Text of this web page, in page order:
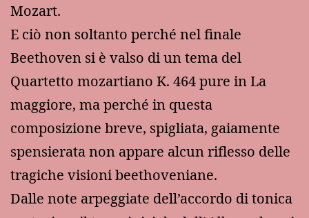
Mozart.
E ciò non soltanto perché nel finale
Beethoven si è valso di un tema del
Quartetto mozartiano K. 464 pure in La
maggiore, ma perché in questa
composizione breve, spigliata, gaiamente
spensierata non appare alcun riflesso delle
tragiche visioni beethoveniane.
Dalle note arpeggiate dell’accordo di tonica